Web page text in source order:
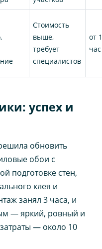
Стоимость
выше,
требует
специалистов
от
час
успех и
обновить
обои с
подготовке стен,
клея и
занял 3 часа, и
— яркий, ровный и
— около 10